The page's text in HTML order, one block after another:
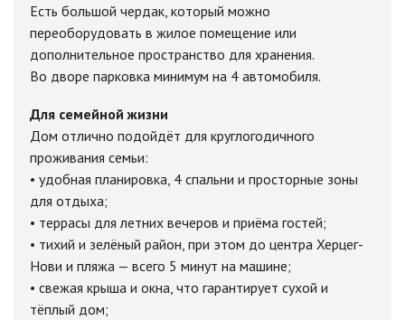
Есть большой чердак, который можно
переоборудовать в жилое помещение или
дополнительное пространство для хранения.
Во дворе парковка минимум на 4 автомобиля.
Для семейной жизни
Дом отлично подойдёт для круглогодичного
проживания семьи:
• удобная планировка, 4 спальни и просторные зоны
для отдыха;
• террасы для летних вечеров и приёма гостей;
• тихий и зелёный район, при этом до центра Херцег-
Нови и пляжа — всего 5 минут на машине;
• свежая крыша и окна, что гарантирует сухой и
тёплый дом;